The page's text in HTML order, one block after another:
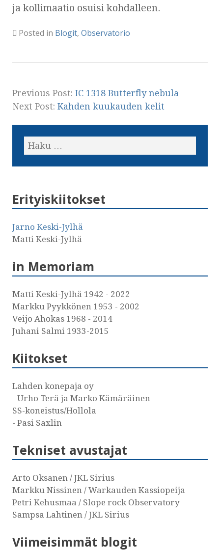
ja kollimaatio osuisi kohdalleen.
Posted in Blogit, Observatorio
Previous Post: IC 1318 Butterfly nebula
Next Post: Kahden kuukauden kelit
Erityiskiitokset
Jarno Keski-Jylhä
Matti Keski-Jylhä
in Memoriam
Matti Keski-Jylhä 1942 - 2022
Markku Pyykkönen 1953 - 2002
Veijo Ahokas 1968 - 2014
Juhani Salmi 1933-2015
Kiitokset
Lahden konepaja oy
- Urho Terä ja Marko Kämäräinen
SS-koneistus/Hollola
- Pasi Saxlin
Tekniset avustajat
Arto Oksanen / JKL Sirius
Markku Nissinen / Warkauden Kassiopeija
Petri Kehusmaa / Slope rock Observatory
Sampsa Lahtinen / JKL Sirius
Viimeisimmät blogit